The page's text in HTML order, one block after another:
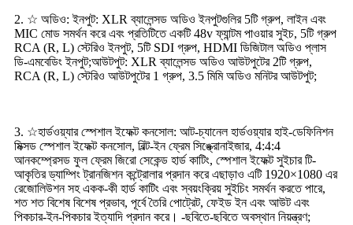
2. ☆ অডিও: ইনপুট: XLR ব্যালেন্সড অডিও ইনপুটগুলির 5টি গ্রুপ, লাইন এবং
MIC মোড সমর্থন করে এবং প্রতিটিতে একটি 48v ফ্যান্টম পাওয়ার সুইচ, 5টি গ্রুপ
RCA (R, L) স্টেরিও ইনপুট, 5টি SDI গ্রুপ, HDMI ডিজিটাল অডিও প্লাস
ডি-এমবেডিং ইনপুট;আউটপুট: XLR ব্যালেন্সড অডিও আউটপুটের 2টি গ্রুপ,
RCA (R, L) স্টেরিও আউটপুটের 1 গ্রুপ, 3.5 মিমি অডিও মনিটর আউটপুট;
3. ☆হার্ডওয়্যার স্পেশাল ইফেক্ট কনসোল: আট-চ্যানেল হার্ডওয়্যার হাই-ডেফিনিশন
মিক্সড স্পেশাল ইফেক্ট কনসোল, বিল্ট-ইন ফ্রেম সিঙ্ক্রোনাইজার, 4:4:4
আনকম্প্রেসড ফুল ফ্রেম জিরো সেকেন্ড হার্ড কাটিং, স্পেশাল ইফেক্ট সুইচার টি-
আকৃতির ড্যাম্পিং ট্রানজিশন কন্ট্রোলার প্রদান করে এছাড়াও এটি 1920×1080 এর
রেজোলিউশন সহ একক-কী হার্ড কাটিং এবং স্বয়ংক্রিয় সুইচিং সমর্থন করতে পারে,
শত শত বিশেষ বিশেষ প্রভাব, পূর্বে তৈরি পোট্রেট, ফেইড ইন এবং আউট এবং
পিকচার-ইন-পিকচার ইত্যাদি প্রদান করে। -ছবিতে-ছবিতে অবস্থান নিয়ন্ত্রণ;